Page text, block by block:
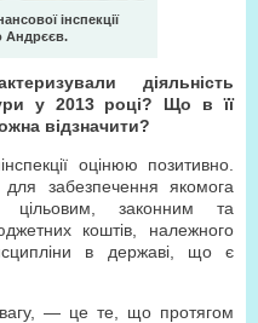
інспекції
Андрєєв.
діяльність
у 2013 році? Що в її
відзначити?
оцінюю позитивно.
забезпечення якомога
цільовим, законним та
коштів, належного
в державі, що є
— це те, що протягом